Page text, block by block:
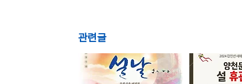
관련글